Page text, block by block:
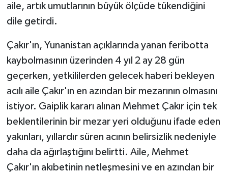
aile, artık umutlarının büyük ölçüde tükendiğini
dile getirdi.
Çakır'ın, Yunanistan açıklarında yanan feribotta
kaybolmasının üzerinden 4 yıl 2 ay 28 gün
geçerken, yetkililerden gelecek haberi bekleyen
acılı aile Çakır'ın en azından bir mezarının olmasını
istiyor. Gaiplik kararı alınan Mehmet Çakır için tek
beklentilerinin bir mezar yeri olduğunu ifade eden
yakınları, yıllardır süren acının belirsizlik nedeniyle
daha da ağırlaştığını belirtti. Aile, Mehmet
Çakır'ın akıbetinin netleşmesini ve en azından bir